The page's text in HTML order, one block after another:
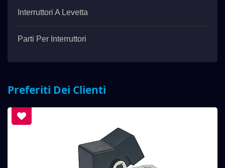
Interruttori A Levetta
Parti Per Interruttori
Preferiti Dei Clienti